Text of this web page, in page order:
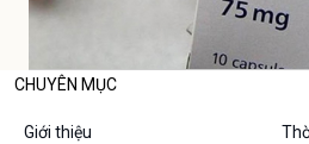
CHUYÊN MỤC
Giới thiệu